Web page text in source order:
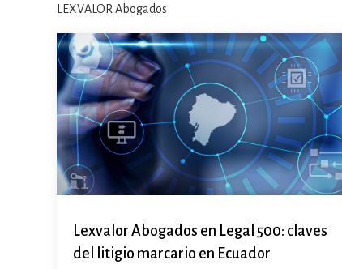
LEXVALOR Abogados
Lexvalor Abogados en Legal 500: claves
del litigio marcario en Ecuador